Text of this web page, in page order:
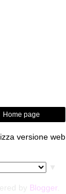
Home page
versione web
Blogger.